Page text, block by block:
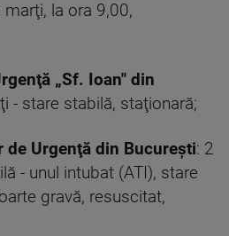
marţi, la ora 9,00,
„Sf. Ioan" din
- stare stabilă, staţionară;
Urgenţă din Bucureşti: 2
- unul intubat (ATI), stare
gravă, resuscitat,